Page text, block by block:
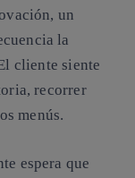
un
la
cliente siente
recorrer
menús.
espera que